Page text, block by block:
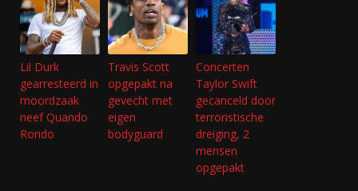
Lil Durk
gearresteerd in
moordzaak
neef Quando
Rondo
Travis Scott
opgepakt na
gevecht met
eigen
bodyguard
Concerten
Taylor Swift
gecanceld door
terroristische
dreiging, 2
mensen
opgepakt